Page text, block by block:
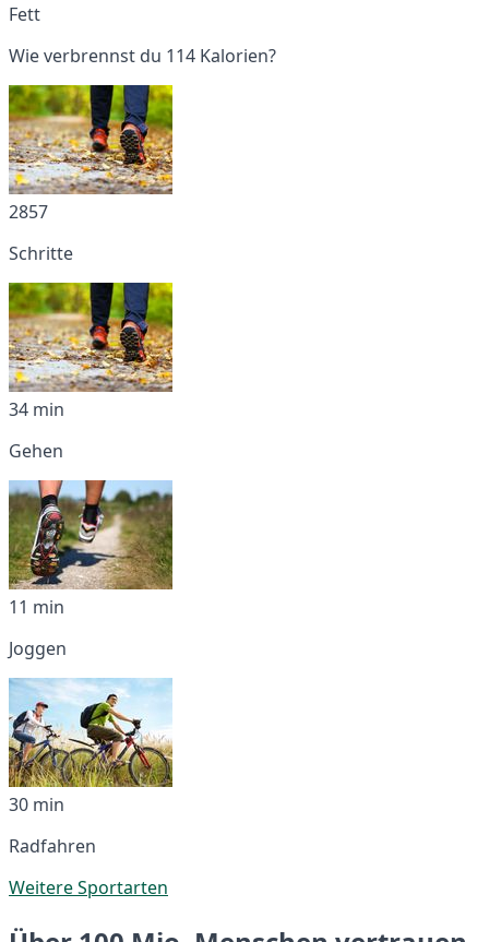
Fett
Wie verbrennst du 114 Kalorien?
2857
Schritte
34 min
Gehen
11 min
Joggen
30 min
Radfahren
Weitere Sportarten